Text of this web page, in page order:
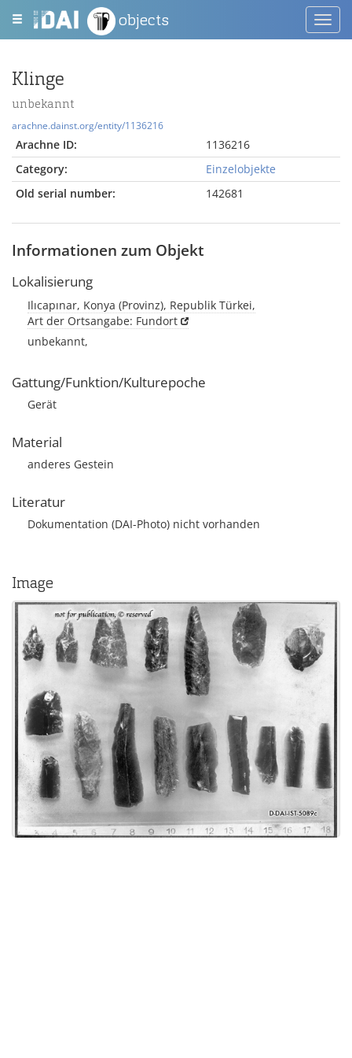
objects
Klinge
unbekannt
arachne.dainst.org/entity/1136216
Arachne ID:
1136216
Category:
Einzelobjekte
Old serial number:
142681
Informationen zum Objekt
Lokalisierung
Ilıcapınar, Konya (Provinz), Republik Türkei,
Art der Ortsangabe: Fundort
unbekannt,
Gattung/Funktion/Kulturepoche
Gerät
Material
anderes Gestein
Literatur
Dokumentation (DAI-Photo) nicht vorhanden
Image